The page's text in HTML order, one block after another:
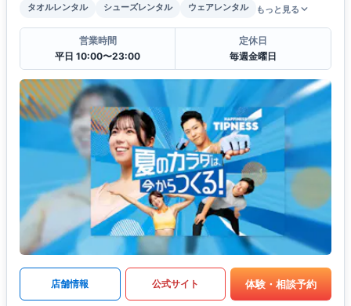
タオルレンタル
シューズレンタル ウェアレンタル もっと見る
営業時間
平日 10:00〜23:00
定休日
毎週金曜日
店舗情報 公式サイト 体験・相談予約